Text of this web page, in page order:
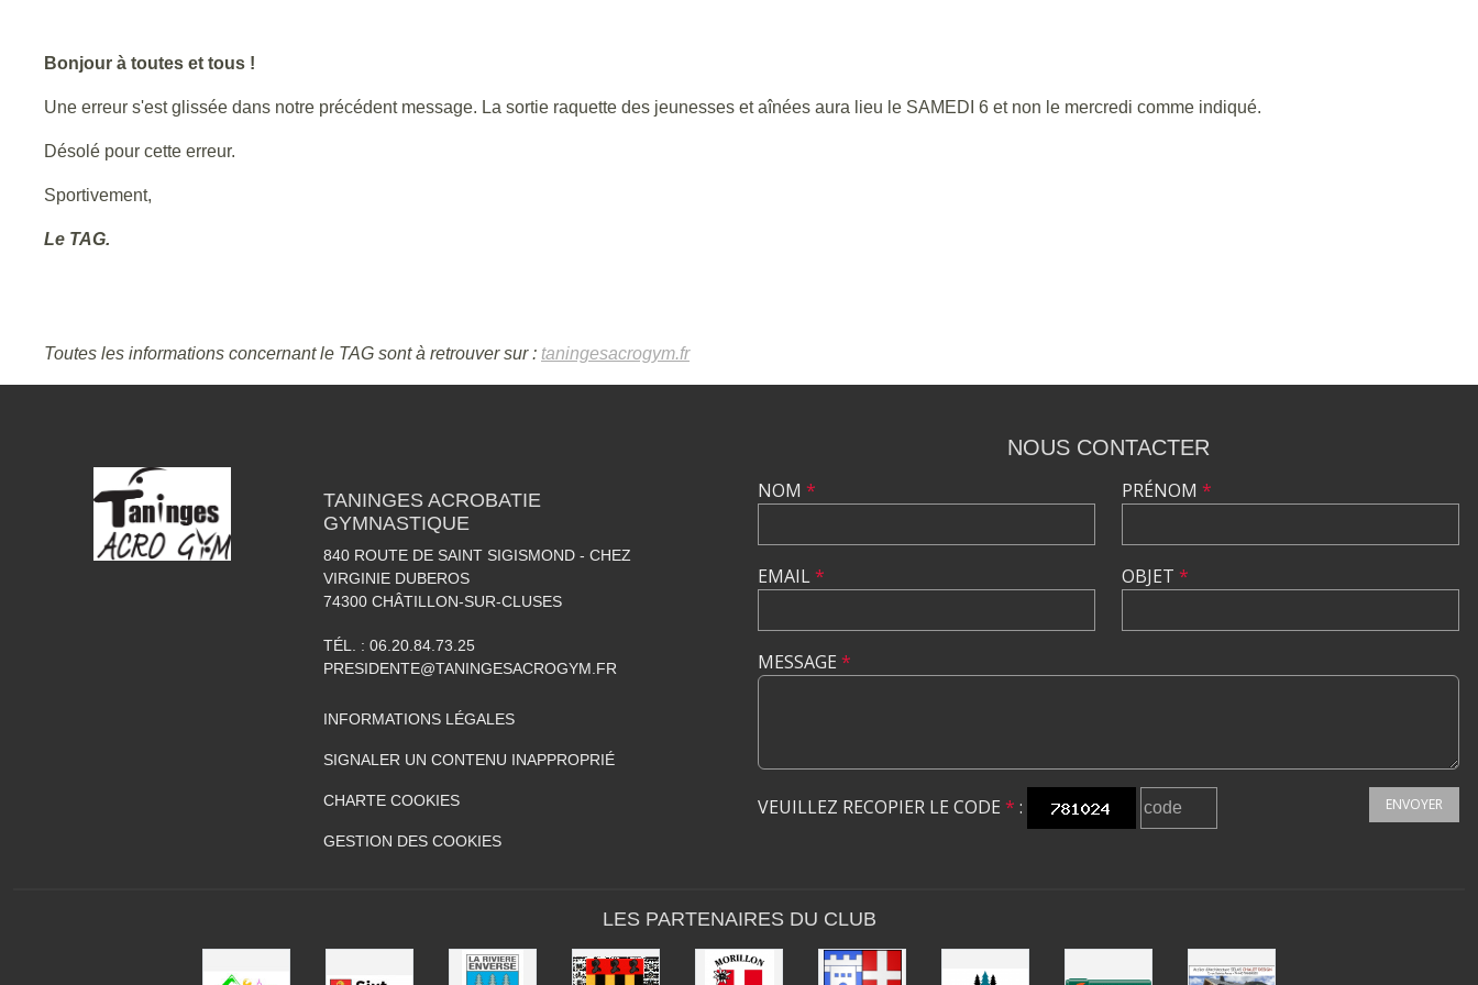
Bonjour à toutes et tous !
Une erreur s'est glissée dans notre précédent message. La sortie raquette des jeunesses et aînées aura lieu le SAMEDI 6 et non le mercredi comme indiqué.
Désolé pour cette erreur.
Sportivement,
Le TAG.
Toutes les informations concernant le TAG sont à retrouver sur : taningesacrogym.fr
TANINGES ACROBATIE
GYMNASTIQUE
840 ROUTE DE SAINT SIGISMOND - CHEZ
VIRGINIE DUBEROS
74300 CHÂTILLON-SUR-CLUSES
TÉL. : 06.20.84.73.25
PRESIDENTE@TANINGESACROGYM.FR
INFORMATIONS LÉGALES
SIGNALER UN CONTENU INAPPROPRIÉ
CHARTE COOKIES
GESTION DES COOKIES
NOUS CONTACTER
NOM *
EMAIL*
PRÉNOM *
OBJET *
MESSAGE *
VEUILLEZ RECOPIER LE CODE * : ENVOYER
LES PARTENAIRES DU CLUB